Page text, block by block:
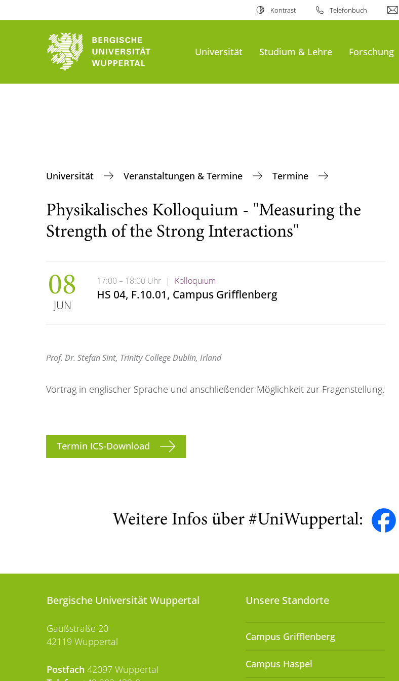
Kontrast Telefonbuch
Universität Studium & Lehre Forschung
Universität Veranstaltungen & Termine Termine
Physikalisches Kolloquium - "Measuring the
Strength of the Strong Interactions"
08
JUN
17:00 – 18:00 Uhr | Kolloquium
HS 04, F.10.01, Campus Grifflenberg
Prof. Dr. Stefan Sint, Trinity College Dublin, Irland
Vortrag in englischer Sprache und anschließender Möglichkeit zur Fragenstellung.
Termin ICS-Download
Weitere Infos über #UniWuppertal:
Bergische Universität Wuppertal
Gaußstraße 20
42119 Wuppertal
Postfach 42097 Wuppertal
Unsere Standorte
Campus Grifflenberg
Campus Haspel